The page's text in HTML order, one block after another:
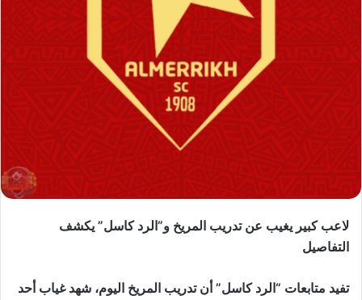
لاعب كبير يغيب عن تدريب المريخ و”الرد كاسل” يكشف
التفاصيل
تفيد متابعات “الرد كاسل” أن تدريب المريخ اليوم، شهد غياب أحد